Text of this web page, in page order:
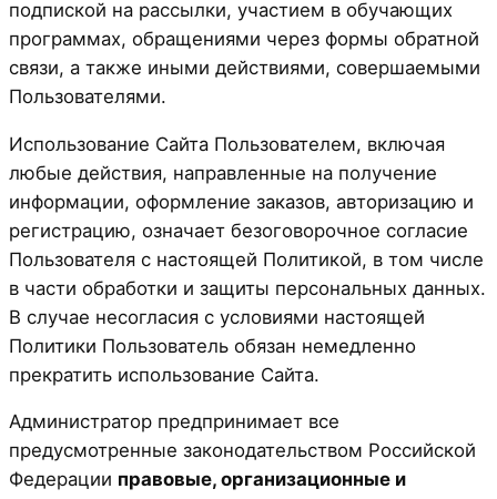
подпиской на рассылки, участием в обучающих
программах, обращениями через формы обратной
связи, а также иными действиями, совершаемыми
Пользователями.
Использование Сайта Пользователем, включая
любые действия, направленные на получение
информации, оформление заказов, авторизацию и
регистрацию, означает безоговорочное согласие
Пользователя с настоящей Политикой, в том числе
в части обработки и защиты персональных данных.
В случае несогласия с условиями настоящей
Политики Пользователь обязан немедленно
прекратить использование Сайта.
Администратор предпринимает все
предусмотренные законодательством Российской
Федерации правовые, организационные и